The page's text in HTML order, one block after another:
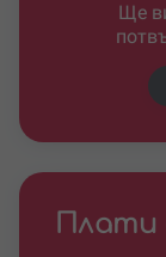
Ще
Плати